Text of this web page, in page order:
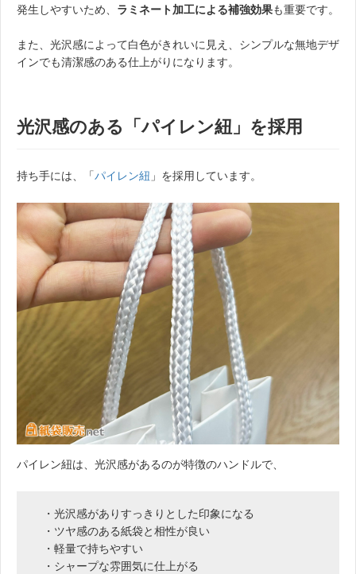
発生しやすいため、 ラミネート加工による補強効果も重要です。
また、光沢感によって白色がきれいに見え、シンプルな無地デザ
インでも清潔感のある仕上がりになります。
光沢感のある「パイレン紐」を採用
持ち手には、「パイレン紐 」を採用しています。
パイレン紐は、光沢感があるのが特徴のハンドルで、
・光沢感がありすっきりとした印象になる
・ツヤ感のある紙袋と相性が良い
・軽量で持ちやすい
・シャープな雰囲気に仕上がる